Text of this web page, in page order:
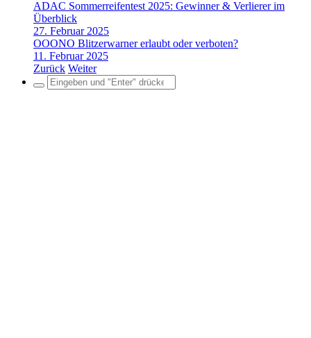
ADAC Sommerreifentest 2025: Gewinner & Verlierer im
Überblick
27. Februar 2025
OOONO Blitzerwarner erlaubt oder verboten?
11. Februar 2025
Zurück Weiter
Search
for: